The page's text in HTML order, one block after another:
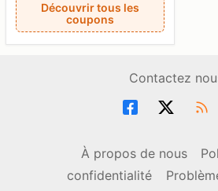
Découvrir tous les
coupons
Contactez
À propos de nous
confidentialité